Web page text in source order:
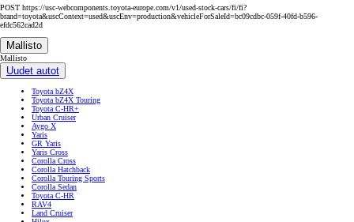
POST https://usc-webcomponents.toyota-europe.com/v1/used-stock-cars/fi/fi?
brand=toyota&uscContext=used&uscEnv=production&vehicleForSaleId=bc09cdbc-059f-40fd-b596-
efdc562cad2d
Mallisto
Mallisto
Uudet autot
Toyota bZ4X
Toyota bZ4X Touring
Toyota C-HR+
Urban Cruiser
Aygo X
Yaris
GR Yaris
Yaris Cross
Corolla Cross
Corolla Hatchback
Corolla Touring Sports
Corolla Sedan
Toyota C-HR
RAV4
Land Cruiser